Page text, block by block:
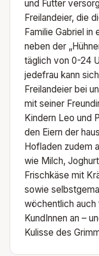
und Futter
Freilandeier, die
Familie Gabriel
neben der
täglich von 0-24
jedefrau kann
Freilandeier bei
mit seiner
Kindern Leo und
den Eiern der
Hofladen zudem
wie Milch,
Frischkäse mit
sowie
wöchentlich
KundInnen an –
Kulisse des